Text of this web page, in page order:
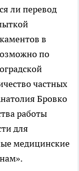
ли перевод
в
по
частных
Бровко
работы
для
медицинские